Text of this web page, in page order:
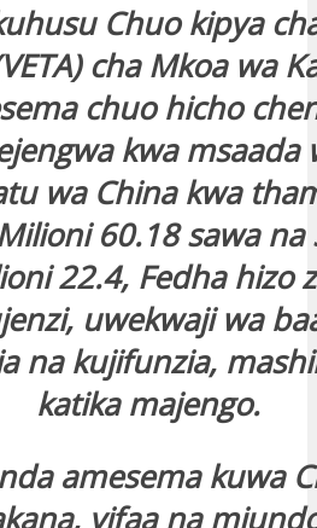
Chuo kipya
cha Mkoa wa
chuo hicho
kwa msaada
wa China kwa
60.18 sawa na
22.4, Fedha hizo
uwekwaji wa
na kujifunzia,
katika majengo.
amesema kuwa
vifaa na